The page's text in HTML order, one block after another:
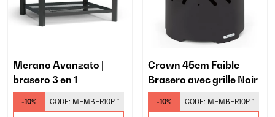
Merano Avanzato |
brasero 3 en 1
-10% CODE: MEMBER10P *
Crown 45cm Faible
Brasero avec grille Noir
-10% CODE: MEMBER10P *